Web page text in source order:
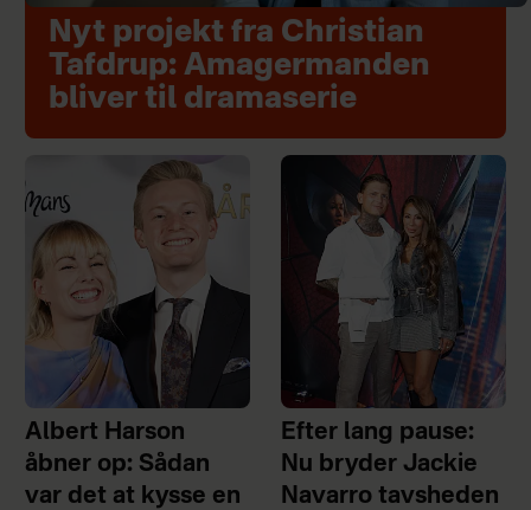
Nyt projekt fra Christian
Tafdrup: Amagermanden
bliver til dramaserie
Albert Harson
åbner op: Sådan
var det at kysse en
Efter lang pause:
Nu bryder Jackie
Navarro tavsheden